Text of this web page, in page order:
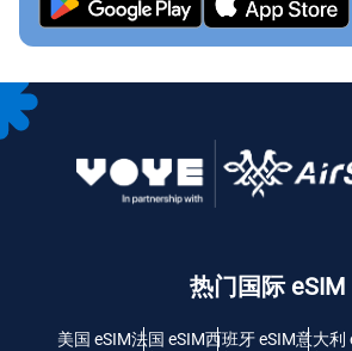
热门国际 eSIM
美国 eSIM法国 eSIM西班牙 eSIM意大利